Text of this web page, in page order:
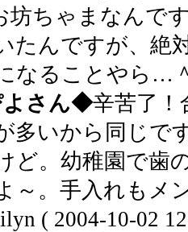
坊ちゃまなん
たんですが、絶
なることやら…
さん◆辛苦了！
多いから同じで
ど。幼稚園で歯
～。手入れもメ
( 2004-10-02